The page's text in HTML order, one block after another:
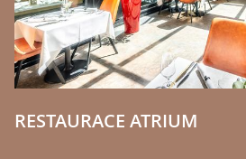
RESTAURACE ATRIUM